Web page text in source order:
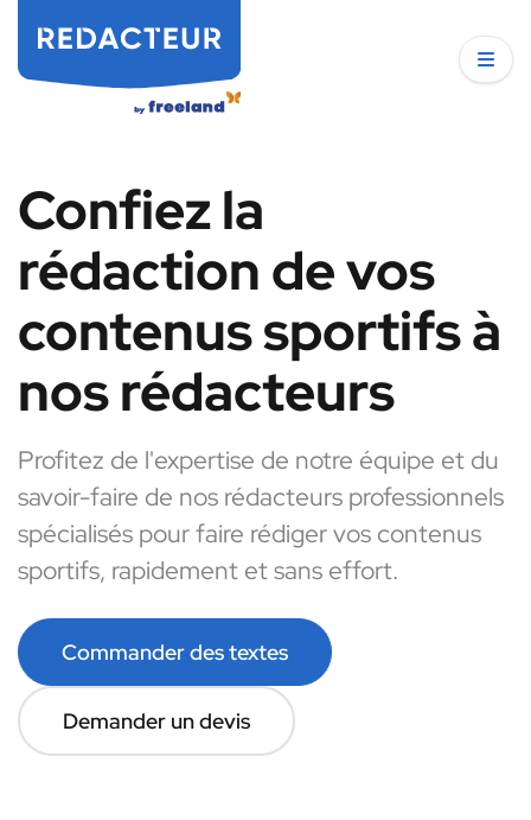
Confiez la
rédaction de vos
contenus sportifs à
nos rédacteurs
Profitez de l'expertise de notre équipe et du
savoir-faire de nos rédacteurs professionnels
spécialisés pour faire rédiger vos contenus
sportifs, rapidement et sans effort.
Commander des textes
Demander un devis